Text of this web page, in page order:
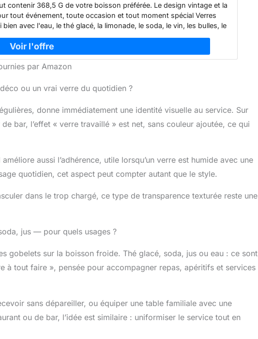
contenir 368,5 G de votre boisson préférée. Le design vintage et la
tout événement, toute occasion et tout moment spécial Verres
avec l'eau, le thé glacé, la limonade, le soda, le vin, les bulles, le
gobelets à eau sont lourds, durables et robustes pour un usage
et un nettoyage faciles, mais lavage à la main recommandé.
le lavage. Ne pas utiliser de nettoyants abrasifs ou d'éponges
excellent cadeau pour toutes les occasions, telles que Noël,
lorsque vous utilisez ce gobelet fantaisie. Ne pas mettre au
ondes ou au congélateur
par Amazon
ou un vrai verre du quotidien ?
donne immédiatement une identité visuelle au service. Sur
bar, l’effet « verre travaillé » est net, sans couleur ajoutée, ce qui
aussi l’adhérence, utile lorsqu’un verre est humide avec une
quotidien, cet aspect peut compter autant que le style.
dans le trop chargé, ce type de transparence texturée reste une
jus — pour quels usages ?
gobelets sur la boisson froide. Thé glacé, soda, jus ou eau : ce sont
à tout faire », pensée pour accompagner repas, apéritifs et services
sans dépareiller, ou équiper une table familiale avec une
ou de bar, l’idée est similaire : uniformiser le service tout en